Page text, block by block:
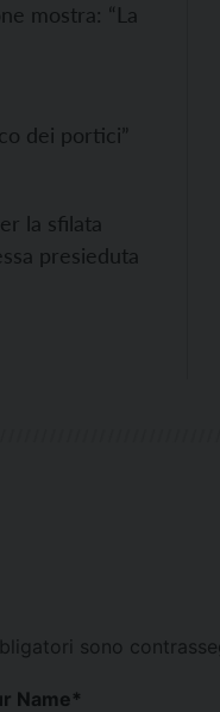
mostra: “La
dei portici”
la sfilata
presieduta
sono
Name*